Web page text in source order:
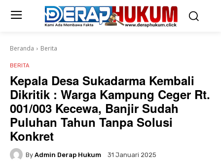
Beranda Berita
BERITA
Kepala Desa Sukadarma Kembali
Dikritik : Warga Kampung Ceger Rt.
001/003 Kecewa, Banjir Sudah
Puluhan Tahun Tanpa Solusi
Konkret
By Admin Derap Hukum 31 Januari 2025